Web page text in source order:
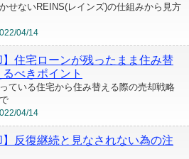
せないREINS(レインズ)の仕組みから見方
04/14
】住宅ローンが残ったまま住み替
べきポイント
ている住宅から住み替える際の売却戦略
04/14
】反復継続と見なされない為の注